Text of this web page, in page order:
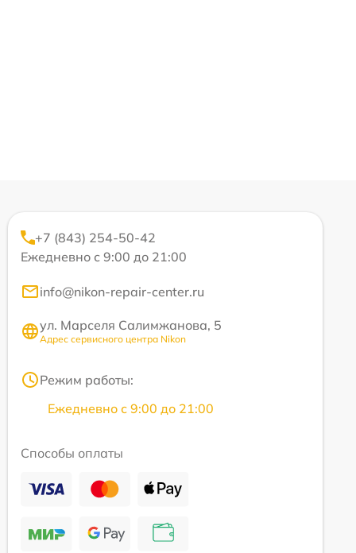
+7 (843) 254-50-42
Ежедневно с 9:00 до 21:00
info@nikon-repair-center.ru
ул. Марселя Салимжанова, 5
Адрес сервисного центра Nikon
Режим работы:
Ежедневно с 9:00 до 21:00
Способы оплаты